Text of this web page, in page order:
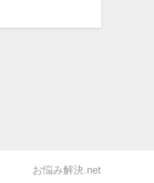
お悩み解決.net